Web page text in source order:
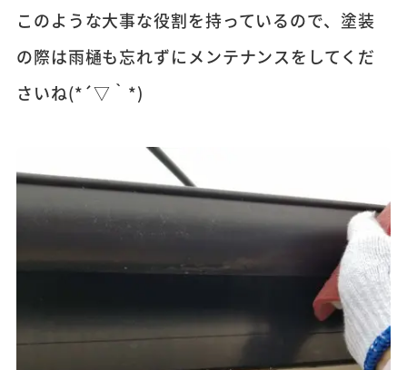
このような大事な役割を持っているので、塗装
の際は雨樋も忘れずにメンテナンスをしてくだ
さいね(*´▽｀*)